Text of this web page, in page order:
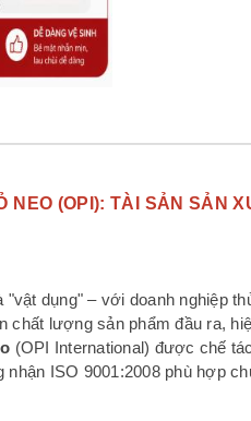
NEO (OPI): TÀI SẢN SẢN
"vật dụng" – với doanh nghiệp
chất lượng sản phẩm đầu ra,
(OPI International) được chế
ISO 9001:2008 phù hợp